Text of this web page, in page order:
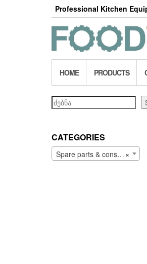
Professional Kitchen
HOME PRODUCTS
Search
CATEGORIES
×
Spare parts & consumables (203)